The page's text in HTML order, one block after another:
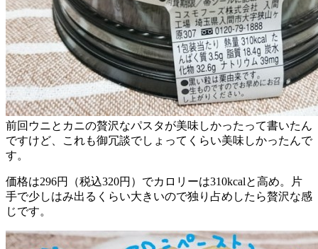
前回ウニとカニの贅沢なパスタが美味しかったって書いたん
ですけど、これも御冗談でしょってくらい美味しかったんで
す。
価格は296円（税込320円）でカロリーは310kcalと高め。片
手で少しはみ出るくらい大きいので独り占めしたら贅沢な感
じです。